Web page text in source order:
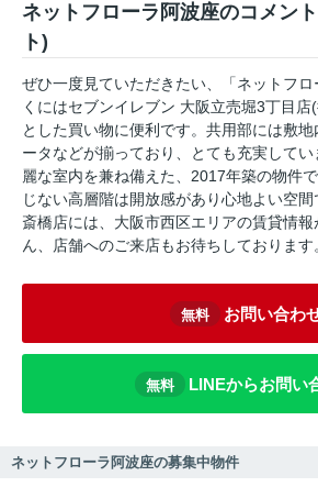
ネットフローラ阿波座のコメン
ト)
ぜひ一度見ていただきたい、「ネットフ
くにはセブンイレブン 大阪立売堀3丁目店
とした買い物に便利です。共用部には敷
ータなどが揃っており、とても充実して
麗な室内を兼ね備えた、2017年築の物件
じない高層階は開放感があり心地よい空
斎橋店には、大阪市西区エリアの賃貸情
ん、店舗へのご来店もお待ちしております
無料 お問い合わ
無料 LINEからお問い
ネットフローラ阿波座の募集中物件